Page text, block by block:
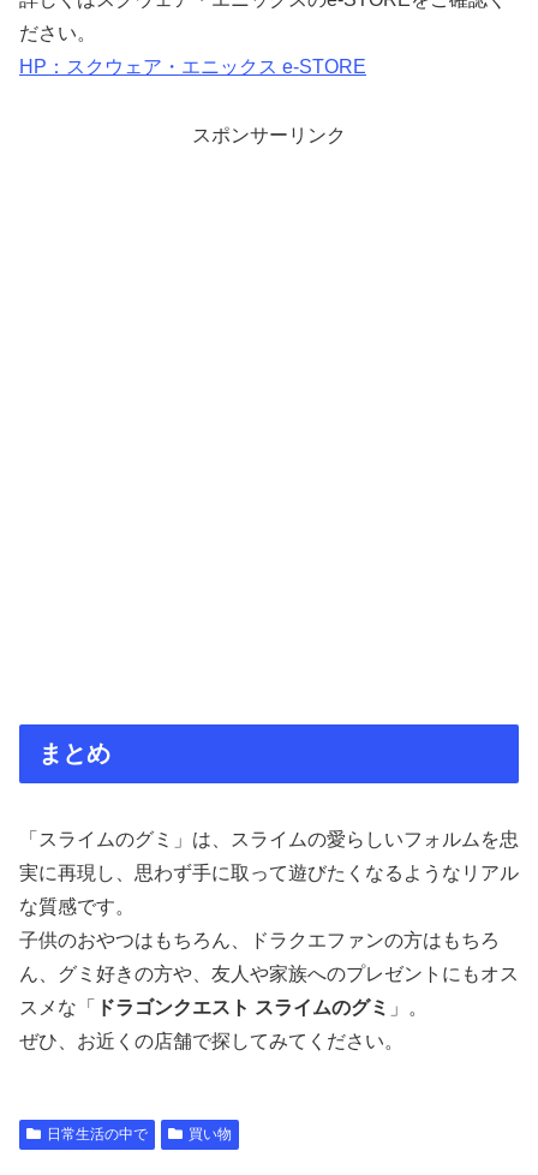
ださい。
HP：スクウェア・エニックス e-STORE
スポンサーリンク
まとめ
「スライムのグミ」は、スライムの愛らしいフォルムを忠
実に再現し、思わず手に取って遊びたくなるようなリアル
な質感です。
子供のおやつはもちろん、ドラクエファンの方はもちろ
ん、グミ好きの方や、友人や家族へのプレゼントにもオス
スメな「
ドラゴンクエスト スライムのグミ 」。
ぜひ、お近くの店舗で探してみてください。
日常生活の中で 買い物